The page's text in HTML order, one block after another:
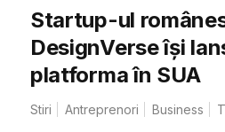
Startup-ul
DesignVerse își
platforma în SUA
Stiri Antreprenori Business